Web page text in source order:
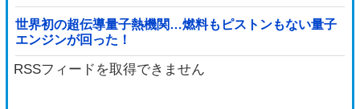
間！大変な状況の中で、1時間近く受け入...
世界初の超伝導量子熱機関…燃料もピストンもない量子
エンジンが回った！
RSSフィードを取得できません